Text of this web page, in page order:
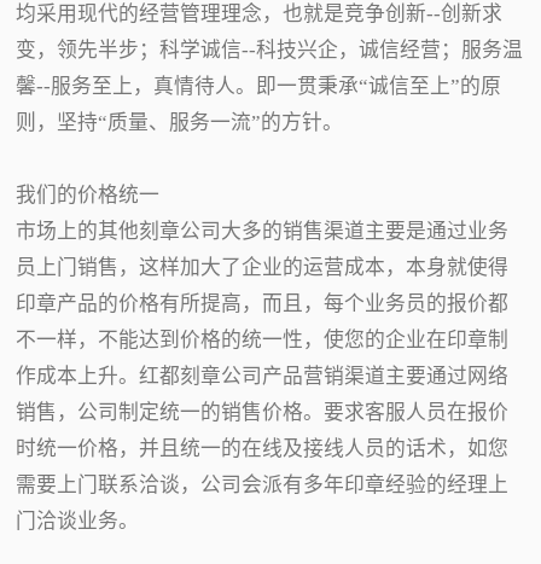
均采用现代的经营管理理念，也就是竞争创新--创新求
变，领先半步；科学诚信--科技兴企，诚信经营；服务温
馨--服务至上，真情待人。即一贯秉承“诚信至上”的原
则，坚持“质量、服务一流”的方针。
我们的价格统一
市场上的其他刻章公司大多的销售渠道主要是通过业务
员上门销售，这样加大了企业的运营成本，本身就使得
印章产品的价格有所提高，而且，每个业务员的报价都
不一样，不能达到价格的统一性，使您的企业在印章制
作成本上升。红都刻章公司产品营销渠道主要通过网络
销售，公司制定统一的销售价格。要求客服人员在报价
时统一价格，并且统一的在线及接线人员的话术，如您
需要上门联系洽谈，公司会派有多年印章经验的经理上
门洽谈业务。